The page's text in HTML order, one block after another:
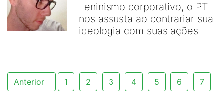
Leninismo corporativo, o PT
nos assusta ao contrariar sua
ideologia com suas ações
Anterior 1 2 3 4 5 6 7